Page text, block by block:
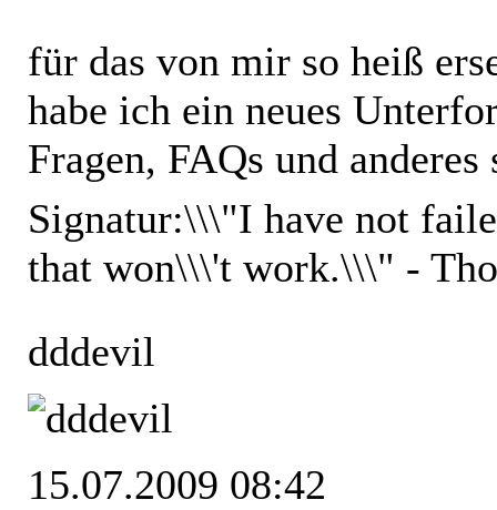
für das von mir so heiß
habe ich ein neues
Fragen, FAQs und
Signatur:\\\"I have not
that won\\\'t work.\\\" -
dddevil
15.07.2009 08:42